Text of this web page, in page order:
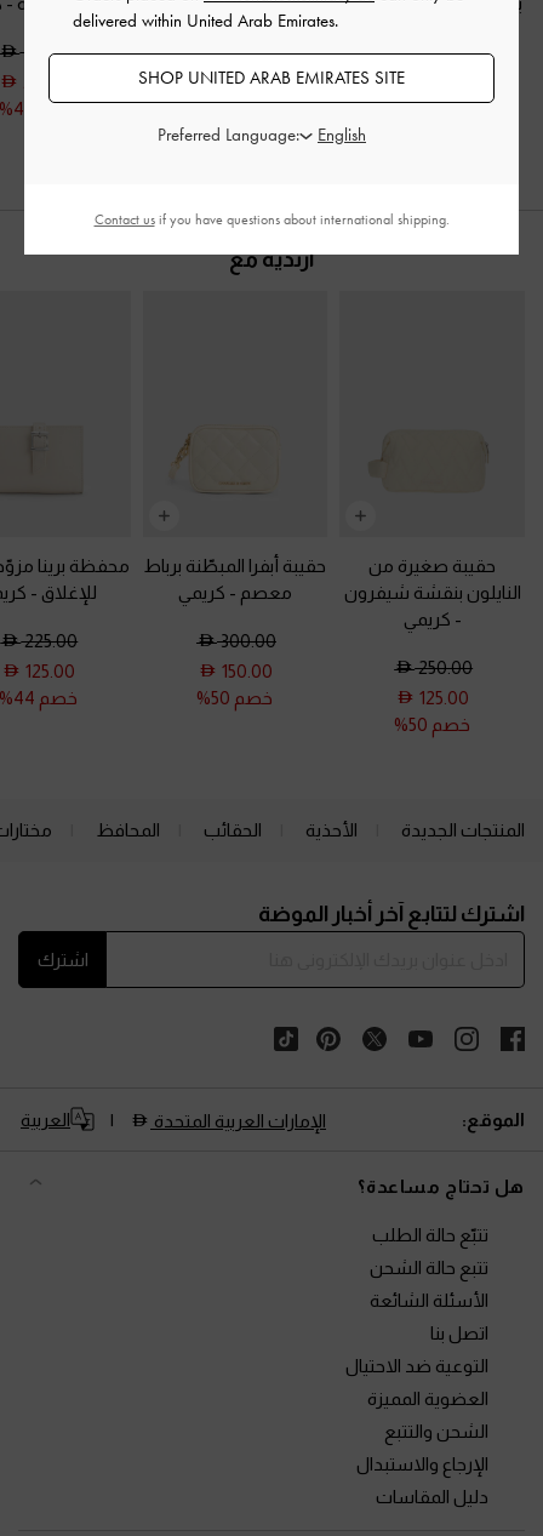
575.00
صندوقي-كريمي
475.00
250.00
خصم 47%
475.00
خصم 47%
ارتديه مع
حقيبة صغيرة من
النايلون بنقشة شيفرون
- كريمي
250.00
125.00
خصم 50%
حقيبة أبفرا المبطّنة برباط
معصم - كريمي
300.00
150.00
خصم 50%
محفظة برينا
للإغلاق -
225.00
125.00
خصم 44%
المنتجات الجديدة الأحذية الحقائب المحافظ
اشترك لتتابع آخر أخبار الموضة
اشترك
الموقع: الإمارات العربية المتحدة العربية
هل تحتاج مساعدة؟
تتبّع حالة الطلب
تتبع حالة الشحن
الأسئلة الشائعة
اتصل بنا
التوعية ضد الاحتيال
العضوية المميزة
الشحن والتتبع
الإرجاع والاستبدال
دليل المقاسات
delivered within United Arab Emirates.
SHOP UNITED ARAB EMIRATES SITE
Preferred Language:
Contact usif you have questions about international shipping.